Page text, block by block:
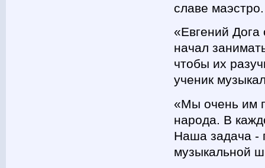
славе маэстро.
«Евгений Дога
начал
чтобы их
ученик
«Мы очень им
народа. В
Наша задача -
музыкальной